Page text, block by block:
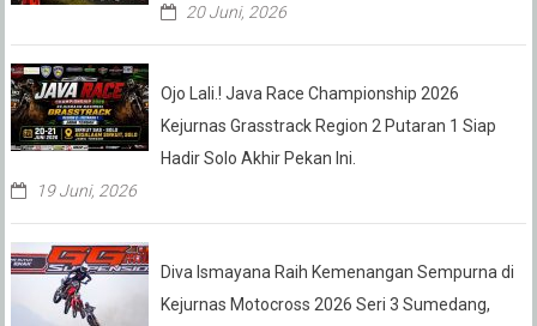
20 Juni, 2026
Ojo Lali.! Java Race Championship 2026
Kejurnas Grasstrack Region 2 Putaran 1 Siap
Hadir Solo Akhir Pekan Ini.
19 Juni, 2026
Diva Ismayana Raih Kemenangan Sempurna di
Kejurnas Motocross 2026 Seri 3 Sumedang,